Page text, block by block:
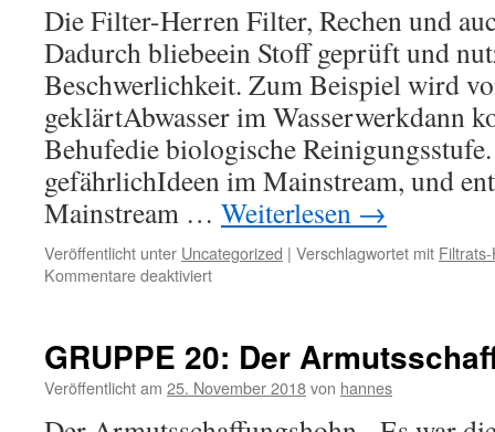
Die Filter-Herren Filter, Rechen und
Dadurch bliebeein Stoff geprüft und
Beschwerlichkeit. Zum Beispiel wird
geklärtAbwasser im Wasserwerkdann
Behufedie biologische
gefährlichIdeen im Mainstream, und
Mainstream … Weiterlesen →
Veröffentlicht unter Uncategorized | Verschlagwortet mit
Kommentare deaktiviertfür
Filter-
Herren
GRUPPE 20: Der
Veröffentlicht am 25. November 2018von hannes